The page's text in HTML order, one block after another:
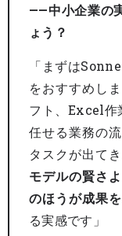
——中小企業の
ょう？
「まずは
をおすすめし
フト、Excel作
任せる業務の
タスクが出て
モデルの賢さ
のほうが成果
る実感です」